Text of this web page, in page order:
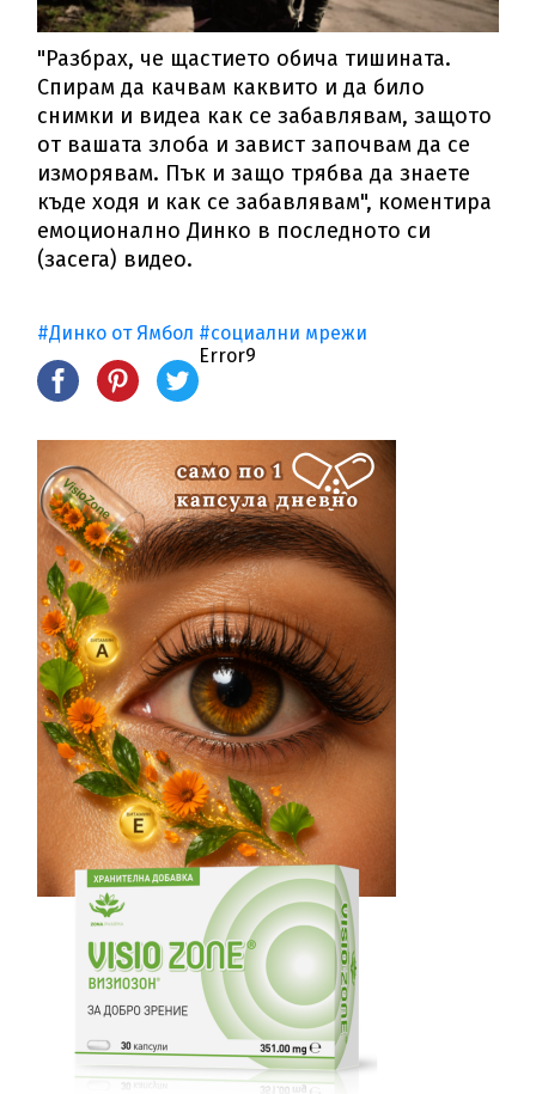
"Разбрах, че щастието обича тишината.
Спирам да качвам каквито и да било
снимки и видеа как се забавлявам, защото
от вашата злоба и завист започвам да се
изморявам. Пък и защо трябва да знаете
къде ходя и как се забавлявам", коментира
емоционално Динко в последното си
(засега) видео.
#Динко от Ямбол #социални мрежи
Error9